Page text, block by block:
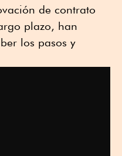
de contrato
plazo, han
los pasos y